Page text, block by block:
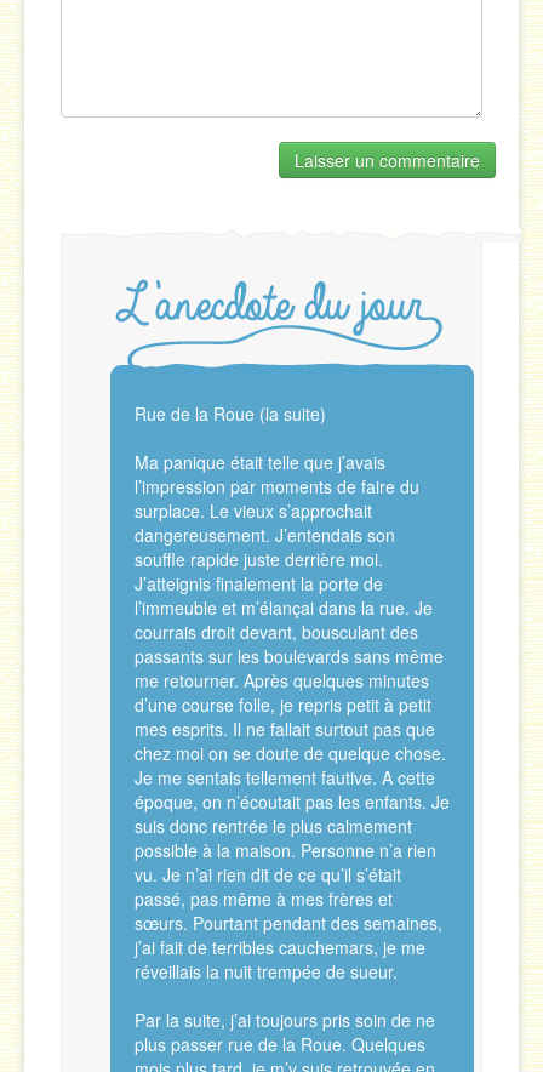
Rue de la Roue (la suite)
Ma panique était telle que j’avais
l’impression par moments de faire du
surplace. Le vieux s’approchait
dangereusement. J’entendais son
souffle rapide juste derrière moi.
J’atteignis finalement la porte de
l’immeuble et m’élançai dans la rue. Je
courrais droit devant, bousculant des
passants sur les boulevards sans même
me retourner. Après quelques minutes
d’une course folle, je repris petit à petit
mes esprits. Il ne fallait surtout pas que
chez moi on se doute de quelque chose.
Je me sentais tellement fautive. A cette
époque, on n’écoutait pas les enfants. Je
suis donc rentrée le plus calmement
possible à la maison. Personne n’a rien
vu. Je n’ai rien dit de ce qu’il s’était
passé, pas même à mes frères et
sœurs. Pourtant pendant des semaines,
j’ai fait de terribles cauchemars, je me
réveillais la nuit trempée de sueur.
Par la suite, j’ai toujours pris soin de ne
plus passer rue de la Roue. Quelques